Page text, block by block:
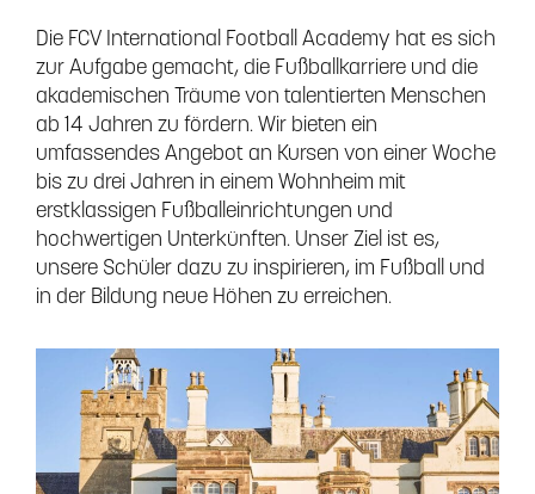
Die FCV International Football Academy hat es sich
zur Aufgabe gemacht, die Fußballkarriere und die
akademischen Träume von talentierten Menschen
ab 14 Jahren zu fördern. Wir bieten ein
umfassendes Angebot an Kursen von einer Woche
bis zu drei Jahren in einem Wohnheim mit
erstklassigen Fußballeinrichtungen und
hochwertigen Unterkünften. Unser Ziel ist es,
unsere Schüler dazu zu inspirieren, im Fußball und
in der Bildung neue Höhen zu erreichen.